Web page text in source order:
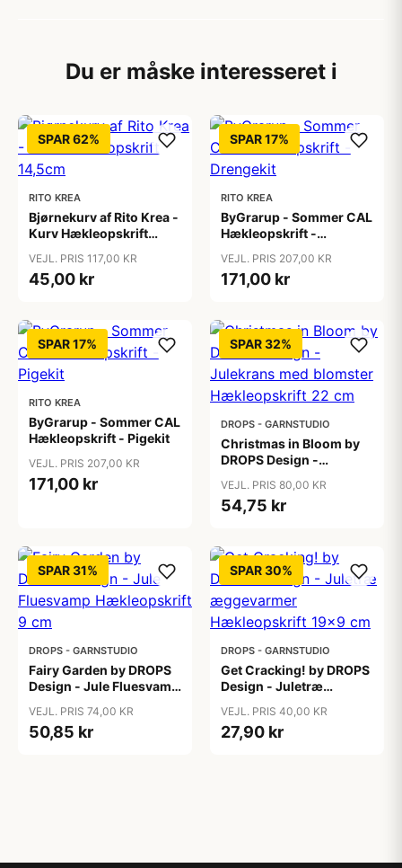
Du er måske interesseret i
SPAR 62%
RITO KREA
Bjørnekurv af Rito Krea -
Kurv Hækleopskrift
VEJL. PRIS 117,00 KR
45,00 kr
SPAR 17%
RITO KREA
ByGrarup - Sommer CAL
Hækleopskrift -
VEJL. PRIS 207,00 KR
171,00 kr
SPAR 17%
RITO KREA
ByGrarup - Sommer CAL
Hækleopskrift - Pigekit
VEJL. PRIS 207,00 KR
171,00 kr
SPAR 32%
DROPS - GARNSTUDIO
Christmas in Bloom by
DROPS Design -
Hækleopskrift 22 cm
VEJL. PRIS 80,00 KR
54,75 kr
SPAR 31%
DROPS - GARNSTUDIO
Fairy Garden by DROPS
Design - Jule Fluesvamp
VEJL. PRIS 74,00 KR
50,85 kr
SPAR 30%
DROPS - GARNSTUDIO
Get Cracking! by DROPS
Design - Juletræ
Hækleopskrift 19x9 cm
VEJL. PRIS 40,00 KR
27,90 kr